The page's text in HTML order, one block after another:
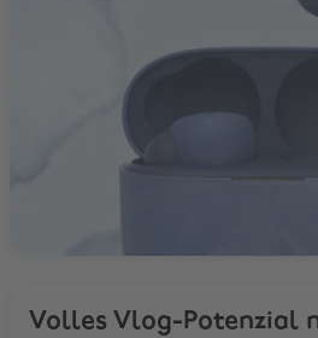
Volles Vlog-Potenzial